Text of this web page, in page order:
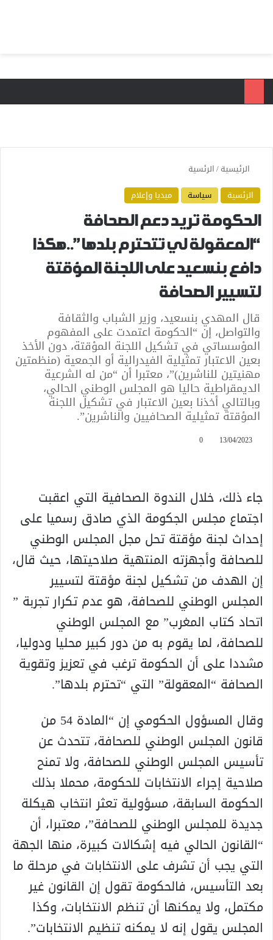
الرئيسية/الرئسية
الرئسية
سياسة ميديا وإعلام
الحكومة تريد دعم الصحافة
“المعقولة لي تتحترم بلدها”..هكذا
دافع بنسعيد على اللجنة المؤقتة
لتسيير الصحافة
قال المهدي بنسعيد، وزير الشباب والثقافة
والتواصل، إن “الحكومة اعتمدت على المفهوم
المؤسساتي في تشكيل اللجنة المؤقتة، دون الأخذ
بعين الاعتبار تمثيلية الفيدرالية أو الجمعية (منظمتين
مهنيتين للناشرين)”، معتبرا أن “من له الشرعية
الديمقراطية حاليا هو المجلس الوطني الحالي،
وبالتالي أخذنا بعين الاعتبار في تشكيل اللجنة
المؤقتة تمثيلية الصحافيين والناشرين”.
13/04/2023
0
جاء ذلك، خلال الندوة الصحافية التي اعقبت
اجتماع مجلس الجكومة الذي صادق رسميا على
إحداث لجنة مؤقتة تحل مجل المجلس الوطني
للصحافة وأجهزته المنتهية صلاحيتها، حيث قال،
إن الهدف من تشكيل لجنة مؤقتة لتسيير
المجلس الوطني للصحافة، هو عدم تكرار تجربة ”
اتحاد كتاب المغرب” مع المجلس الوطني
للصحافة، لما يقوم به من دور كبير محليا ودوليا،
مشددا على أن الحكومة ترغب في تعزيز وتقوية
الصحافة “المعقولة” التي “تحترم بلدها”.
وقال المسؤول الحكومي إن “المادة 54 من
قانون المجلس الوطني للصحافة، تتحدث عن
تأسيس المجلس الوطني للصحافة، ولا تمنح
صلاحية إجراء الانتخابات للحكومة، محملا بذلك
الحكومة السابقة، مسؤولية تعثر انتخاب هيكلة
جديدة للمجلس الوطني للصحافة”، معتبرا، أن
“القانون الحالي فيه إشكالات كبيرة، منها الجهة
التي يجب أن تشرف على الانتخابات في مرحلة ما
بعد التأسيس، فالحكومة تقول إن القانون غير
مكتمل، ولا يمكنها أن تنظم الانتخابات، وكذا
المجلس يقول إنه لا يمكنه تنظيم الانتخابات”.